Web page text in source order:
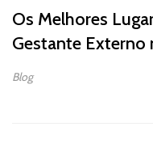
Os Melhores
Gestante Externo
Blog